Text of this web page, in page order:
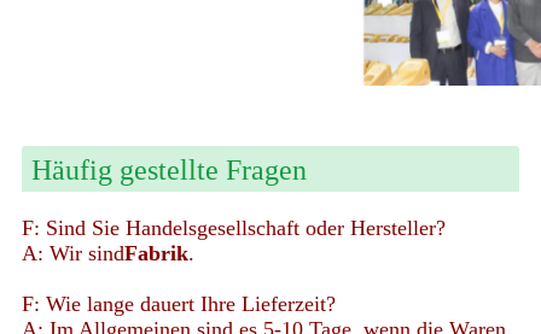
Häufig gestellte Fragen
F: Sind Sie Handelsgesellschaft oder Hersteller?
A: Wir sindFabrik.
F: Wie lange dauert Ihre Lieferzeit?
A: Im Allgemeinen sind es 5-10 Tage, wenn die Waren